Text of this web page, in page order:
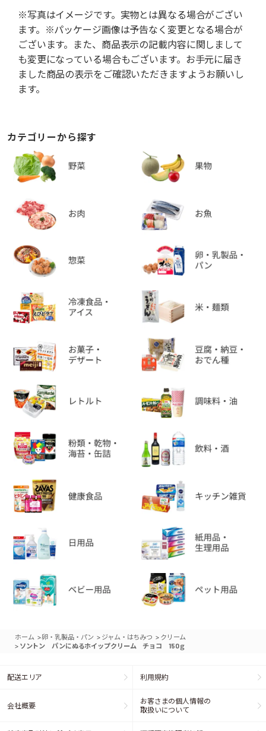
※写真はイメージです。実物とは異なる場合がござい
ます。※パッケージ画像は予告なく変更となる場合が
ございます。また、商品表示の記載内容に関しまして
も変更になっている場合もございます。お手元に届き
ました商品の表示をご確認いただきますようお願いし
ます。
カテゴリーから探す
ホーム >卵・乳製品・パン > ジャム・はちみつ > クリーム
> ソントン パンにぬるホイップクリーム チョコ 150ｇ
配送エリア 利用規約
会社概要
お客さまの個人情報の
取扱いについて